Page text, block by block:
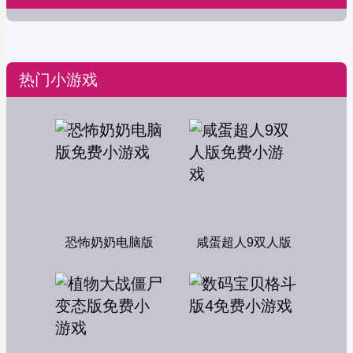
热门小游戏
恐怖奶奶电脑版 咸蛋超人9双人版